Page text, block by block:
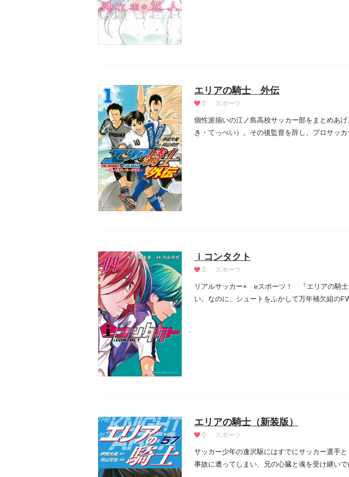
エリアの騎士 外伝
0 スポーツ
個性派揃いの江ノ島高校サッカー部をまとめあ
き・てっぺい）。その後監督を辞し、プロサッ
ｉコンタクト
0 スポーツ
リアルサッカー× eスポーツ！ 『エリアの騎
い。なのに、シュートをふかして万年補欠組の
エリアの騎士（新装版）
0 スポーツ
サッカー少年の逢沢駆にはすでにサッカー選手
事故に遭ってしまい、兄の心臓と魂を受け継い